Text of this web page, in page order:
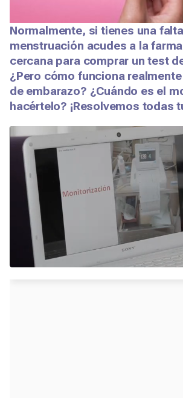
Normalmente, si tienes una
menstruación acudes a la
cercana para comprar un test
¿Pero cómo funciona
de embarazo? ¿Cuándo es el
hacértelo? ¡Resolvemos todas